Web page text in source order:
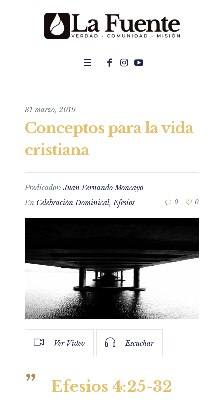
31 marzo, 2019
Conceptos para la vida
cristiana
Predicador:Juan Fernando Moncayo
En Celebración Dominical,Efesios 0 0
Ver Video Escuchar
Efesios 4:25-32